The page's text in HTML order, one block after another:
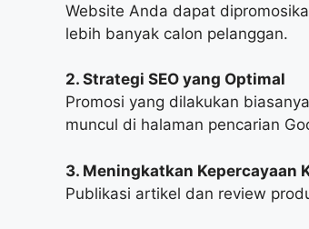
Website Anda dapat
lebih banyak calon pelanggan.
2. Strategi SEO yang Optimal
Promosi yang dilakukan
muncul di halaman pencarian
3. Meningkatkan Kepercayaan
Publikasi artikel dan review